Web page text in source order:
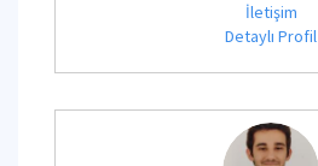
İletişim
Detaylı Profil